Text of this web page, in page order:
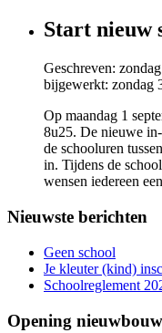
Start nieuw
Geschreven:
bijgewerkt: zondag
Op maandag 1
8u25. De nieuwe
de schooluren
in. Tijdens de
wensen iedereen
Nieuwste berichten
Geen school
Je kleuter (kind)
Schoolreglement
Opening nieuwbouw